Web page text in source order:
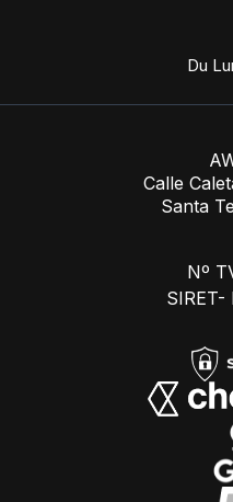
Du
Calle
Santa
Nº
SIRET-